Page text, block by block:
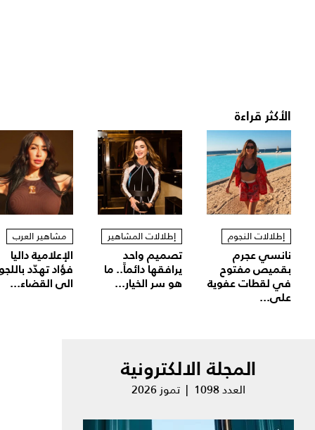
الأكثر قراءة
إطلالات النجوم
نانسي عجرم
بقميص مفتوح
في لقطات عفوية
على...
إطلالات المشاهير
تصميم واحد
يرافقها دائماً.. ما
هو سر الخيار...
مشاهير العرب
الإعلامية داليا
فؤاد تهدّد
الى القضاء...
المجلة الالكترونية
العدد 1098 | تموز 2026